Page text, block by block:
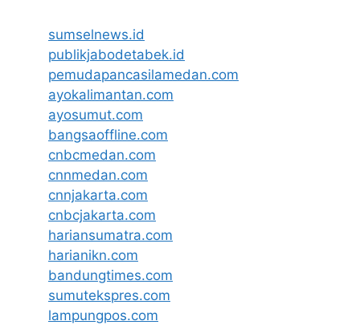
sumselnews.id
publikjabodetabek.id
pemudapancasilamedan.com
ayokalimantan.com
ayosumut.com
bangsaoffline.com
cnbcmedan.com
cnnmedan.com
cnnjakarta.com
cnbcjakarta.com
hariansumatra.com
harianikn.com
bandungtimes.com
sumutekspres.com
lampungpos.com